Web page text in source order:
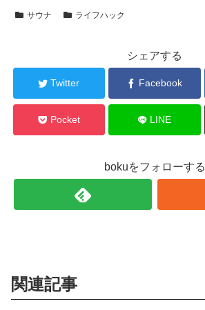
サウナ ライフハック
シェアする
Twitter Facebook
Pocket LINE
bokuをフォローする
関連記事